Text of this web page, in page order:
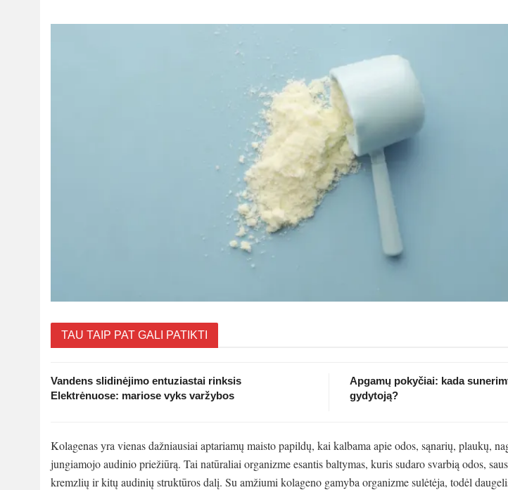
TAU TAIP PAT GALI PATIKTI
Vandens slidinėjimo entuziastai rinksis
Elektrėnuose: mariose vyks varžybos
Apgamų pokyčiai: kada
gydytoją?
Kolagenas yra vienas dažniausiai aptariamų maisto papildų, kai kalbama apie odos, sąnarių, plaukų,
jungiamojo audinio priežiūrą. Tai natūraliai organizme esantis baltymas, kuris sudaro svarbią odos,
kremzlių ir kitų audinių struktūros dalį. Su amžiumi kolageno gamyba organizme sulėtėja, todėl